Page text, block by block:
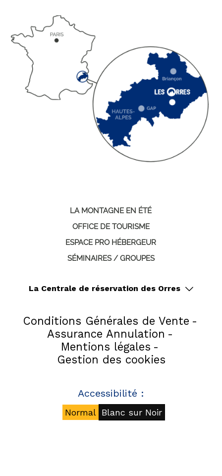
LA MONTAGNE EN ÉTÉ
OFFICE DE TOURISME
ESPACE PRO HÉBERGEUR
SÉMINAIRES / GROUPES
La Centrale de réservation des Orres
Conditions Générales de Vente
Assurance Annulation
Mentions légales
Gestion des cookies
Accessibilité :
Normal Blanc sur Noir